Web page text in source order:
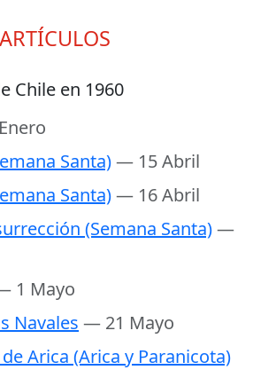
ARTÍCULOS
Chile en 1960
Santa)— 15 Abril
Santa)— 16 Abril
(Semana Santa)—
1 Mayo
Navales — 21 Mayo
Arica (Arica y Paranicota)